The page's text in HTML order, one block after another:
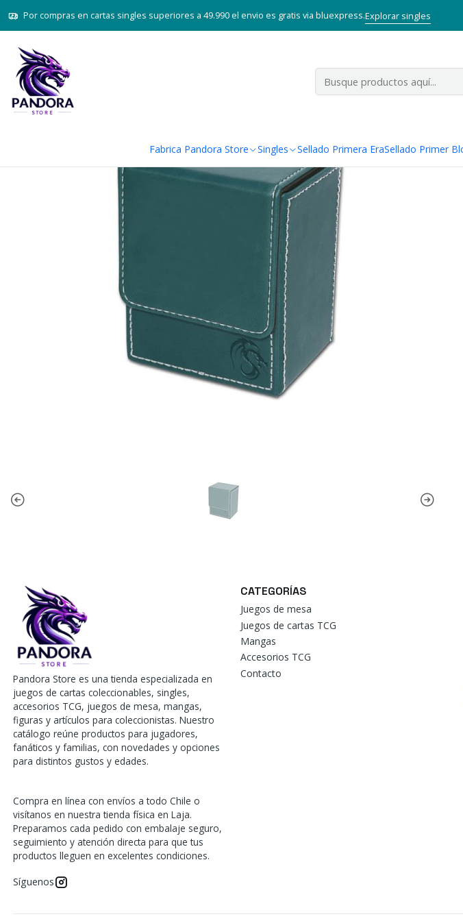
Fabrica Pandora Store Singles Sellado Primera EraSellado Primer
Por compras en cartas singles superiores a 49.990 el envio es gratis via bluexpress.Explorar singles
Inicio Juegos de cartas TCG Accesorios
Pandora Store es una tienda especializada en
juegos de cartas coleccionables, singles,
accesorios TCG, juegos de mesa, mangas,
figuras y artículos para coleccionistas. Nuestro
catálogo reúne productos para jugadores,
fanáticos y familias, con novedades y opciones
para distintos gustos y edades.
Compra en línea con envíos a todo Chile o
visítanos en nuestra tienda física en Laja.
Preparamos cada pedido con embalaje seguro,
seguimiento y atención directa para que tus
productos lleguen en excelentes condiciones.
Síguenos
CATEGORÍAS
Juegos de mesa
Juegos de cartas TCG
Mangas
Accesorios TCG
Contacto